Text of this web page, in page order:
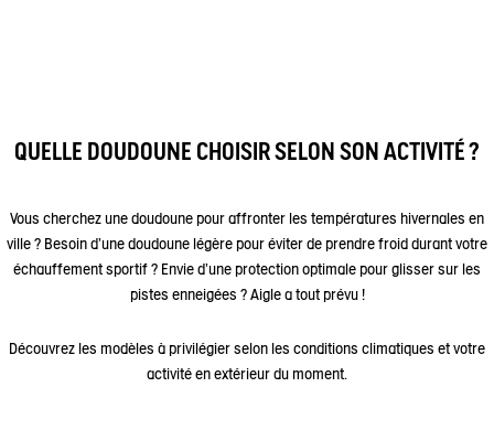
QUELLE DOUDOUNE CHOISIR SELON SON ACTIVITÉ ?
Vous cherchez une doudoune pour affronter les températures hivernales en
ville ? Besoin d'une doudoune légère pour éviter de prendre froid durant votre
échauffement sportif ? Envie d'une protection optimale pour glisser sur les
pistes enneigées ? Aigle a tout prévu !
Découvrez les modèles à privilégier selon les conditions climatiques et votre
activité en extérieur du moment.